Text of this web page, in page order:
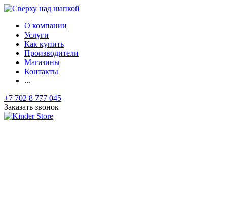
О компании
Услуги
Как купить
Производители
Магазины
Контакты
...
+7 702 8 777 045
Заказать звонок